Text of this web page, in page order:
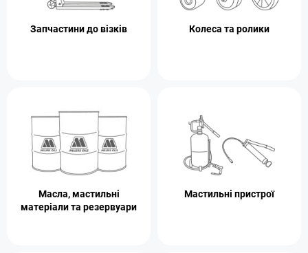
Запчастини до візків Колеса та ролики
Масла, мастильні
матеріали та резервуари
Мастильні пристрої